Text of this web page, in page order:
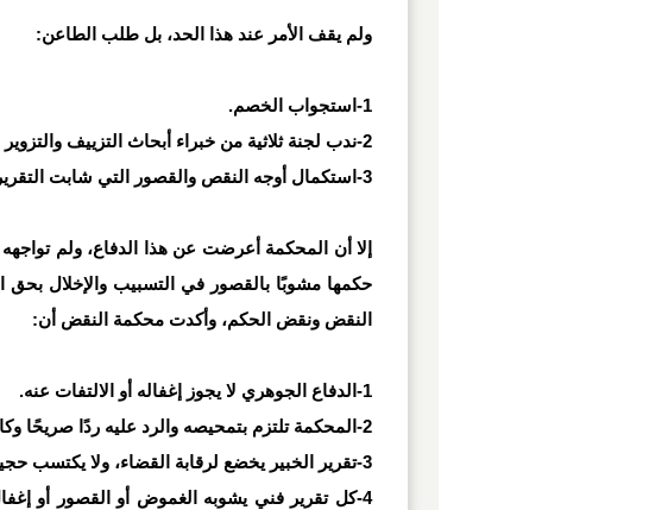
ولم يقف الأمر عند هذا الحد، بل طلب الطاعن:
1-استجواب الخصم.
2-ندب لجنة ثلاثية من خبراء أبحاث التزييف والتزوير لإعادة المأمورية.
3-استكمال أوجه النقص والقصور التي شابت التقرير الفني.
إلا أن المحكمة أعرضت عن هذا الدفاع، ولم
حكمها مشوبًا بالقصور في التسبيب والإخلال
النقض ونقض الحكم، وأكدت محكمة النقض أن:
1-الدفاع الجوهري لا يجوز إغفاله أو الالتفات عنه.
2-المحكمة تلتزم بتمحيصه والرد عليه ردًا صريحًا وكافيًا.
3-تقرير الخبير يخضع لرقابة القضاء، ولا يكتسب حجية لمجرد صدوره.
4-كل تقرير فني يشوبه الغموض أو القصور أو